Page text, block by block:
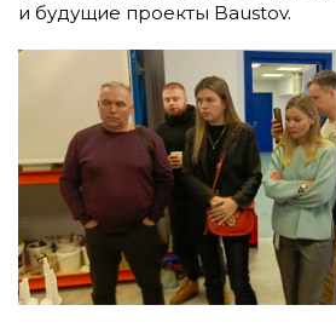
и будущие проекты Baustov.